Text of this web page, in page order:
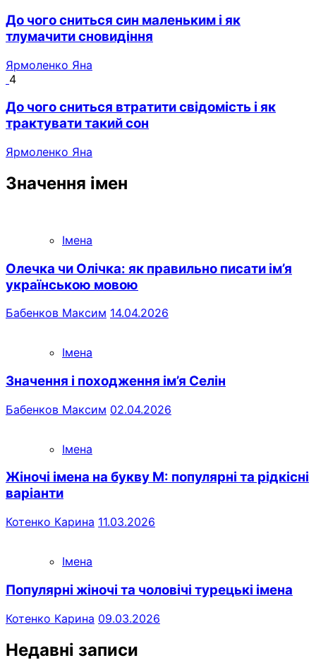
До чого сниться син маленьким і як
тлумачити сновидіння
Ярмоленко Яна
4
До чого сниться втратити свідомість і як
трактувати такий сон
Ярмоленко Яна
Значення імен
Імена
Олечка чи Олічка: як правильно писати ім’я
українською мовою
Бабенков Максим 14.04.2026
Імена
Значення і походження ім’я Селін
Бабенков Максим 02.04.2026
Імена
Жіночі імена на букву М: популярні та рідкісні
варіанти
Котенко Карина 11.03.2026
Імена
Популярні жіночі та чоловічі турецькі імена
Котенко Карина 09.03.2026
Недавні записи